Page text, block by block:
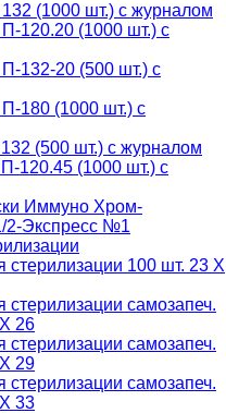
(1000 шт.) с журналом
120.20 (1000 шт.) с
132-20 (500 шт.) с
180 (1000 шт.) с
(500 шт.) с журналом
120.45 (1000 шт.) с
Иммуно Хром-
2-Экспресс №1
стерилизации 100 шт. 23 Х
стерилизации самозапеч.
26
стерилизации самозапеч.
29
стерилизации самозапеч.
33